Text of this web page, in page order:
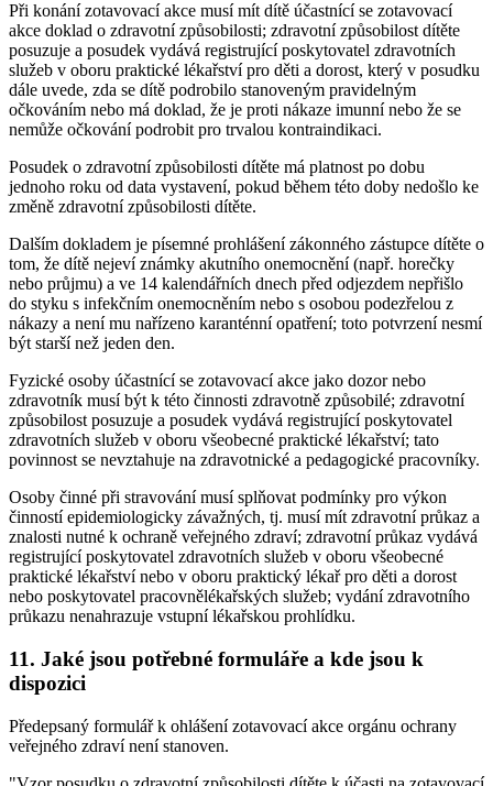
Při konání zotavovací akce musí mít dítě účastnící se zotavovací
akce doklad o zdravotní způsobilosti; zdravotní způsobilost dítěte
posuzuje a posudek vydává registrující poskytovatel zdravotních
služeb v oboru praktické lékařství pro děti a dorost, který v posudku
dále uvede, zda se dítě podrobilo stanoveným pravidelným
očkováním nebo má doklad, že je proti nákaze imunní nebo že se
nemůže očkování podrobit pro trvalou kontraindikaci.
Posudek o zdravotní způsobilosti dítěte má platnost po dobu
jednoho roku od data vystavení, pokud během této doby nedošlo ke
změně zdravotní způsobilosti dítěte.
Dalším dokladem je písemné prohlášení zákonného zástupce dítěte o
tom, že dítě nejeví známky akutního onemocnění (např. horečky
nebo průjmu) a ve 14 kalendářních dnech před odjezdem nepřišlo
do styku s infekčním onemocněním nebo s osobou podezřelou z
nákazy a není mu nařízeno karanténní opatření; toto potvrzení nesmí
být starší než jeden den.
Fyzické osoby účastnící se zotavovací akce jako dozor nebo
zdravotník musí být k této činnosti zdravotně způsobilé; zdravotní
způsobilost posuzuje a posudek vydává registrující poskytovatel
zdravotních služeb v oboru všeobecné praktické lékařství; tato
povinnost se nevztahuje na zdravotnické a pedagogické pracovníky.
Osoby činné při stravování musí splňovat podmínky pro výkon
činností epidemiologicky závažných, tj. musí mít zdravotní průkaz a
znalosti nutné k ochraně veřejného zdraví; zdravotní průkaz vydává
registrující poskytovatel zdravotních služeb v oboru všeobecné
praktické lékařství nebo v oboru praktický lékař pro děti a dorost
nebo poskytovatel pracovnělékařských služeb; vydání zdravotního
průkazu nenahrazuje vstupní lékařskou prohlídku.
11. Jaké jsou potřebné formuláře a kde jsou k
dispozici
Předepsaný formulář k ohlášení zotavovací akce orgánu ochrany
veřejného zdraví není stanoven.